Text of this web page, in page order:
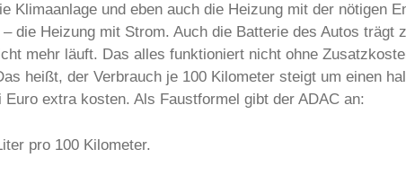
Klimaanlage und eben auch die Heizung mit der nötigen
die Heizung mit Strom. Auch die Batterie des Autos
mehr läuft. Das alles funktioniert nicht ohne
heißt, der Verbrauch je 100 Kilometer steigt um einen
extra kosten. Als Faustformel gibt der ADAC an:
pro 100 Kilometer.